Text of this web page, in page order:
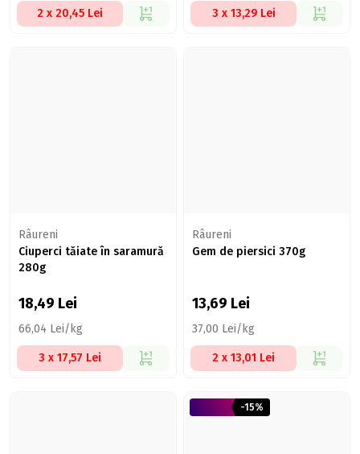
2 x 20,45 Lei 3 x 13,29 Lei
Râureni
Ciuperci tăiate în saramură
280g
18,49 Lei
66,04 Lei/kg
3 x 17,57 Lei
Râureni
Gem de piersici 370g
13,69 Lei
37,00 Lei/kg
2 x 13,01 Lei
-15%